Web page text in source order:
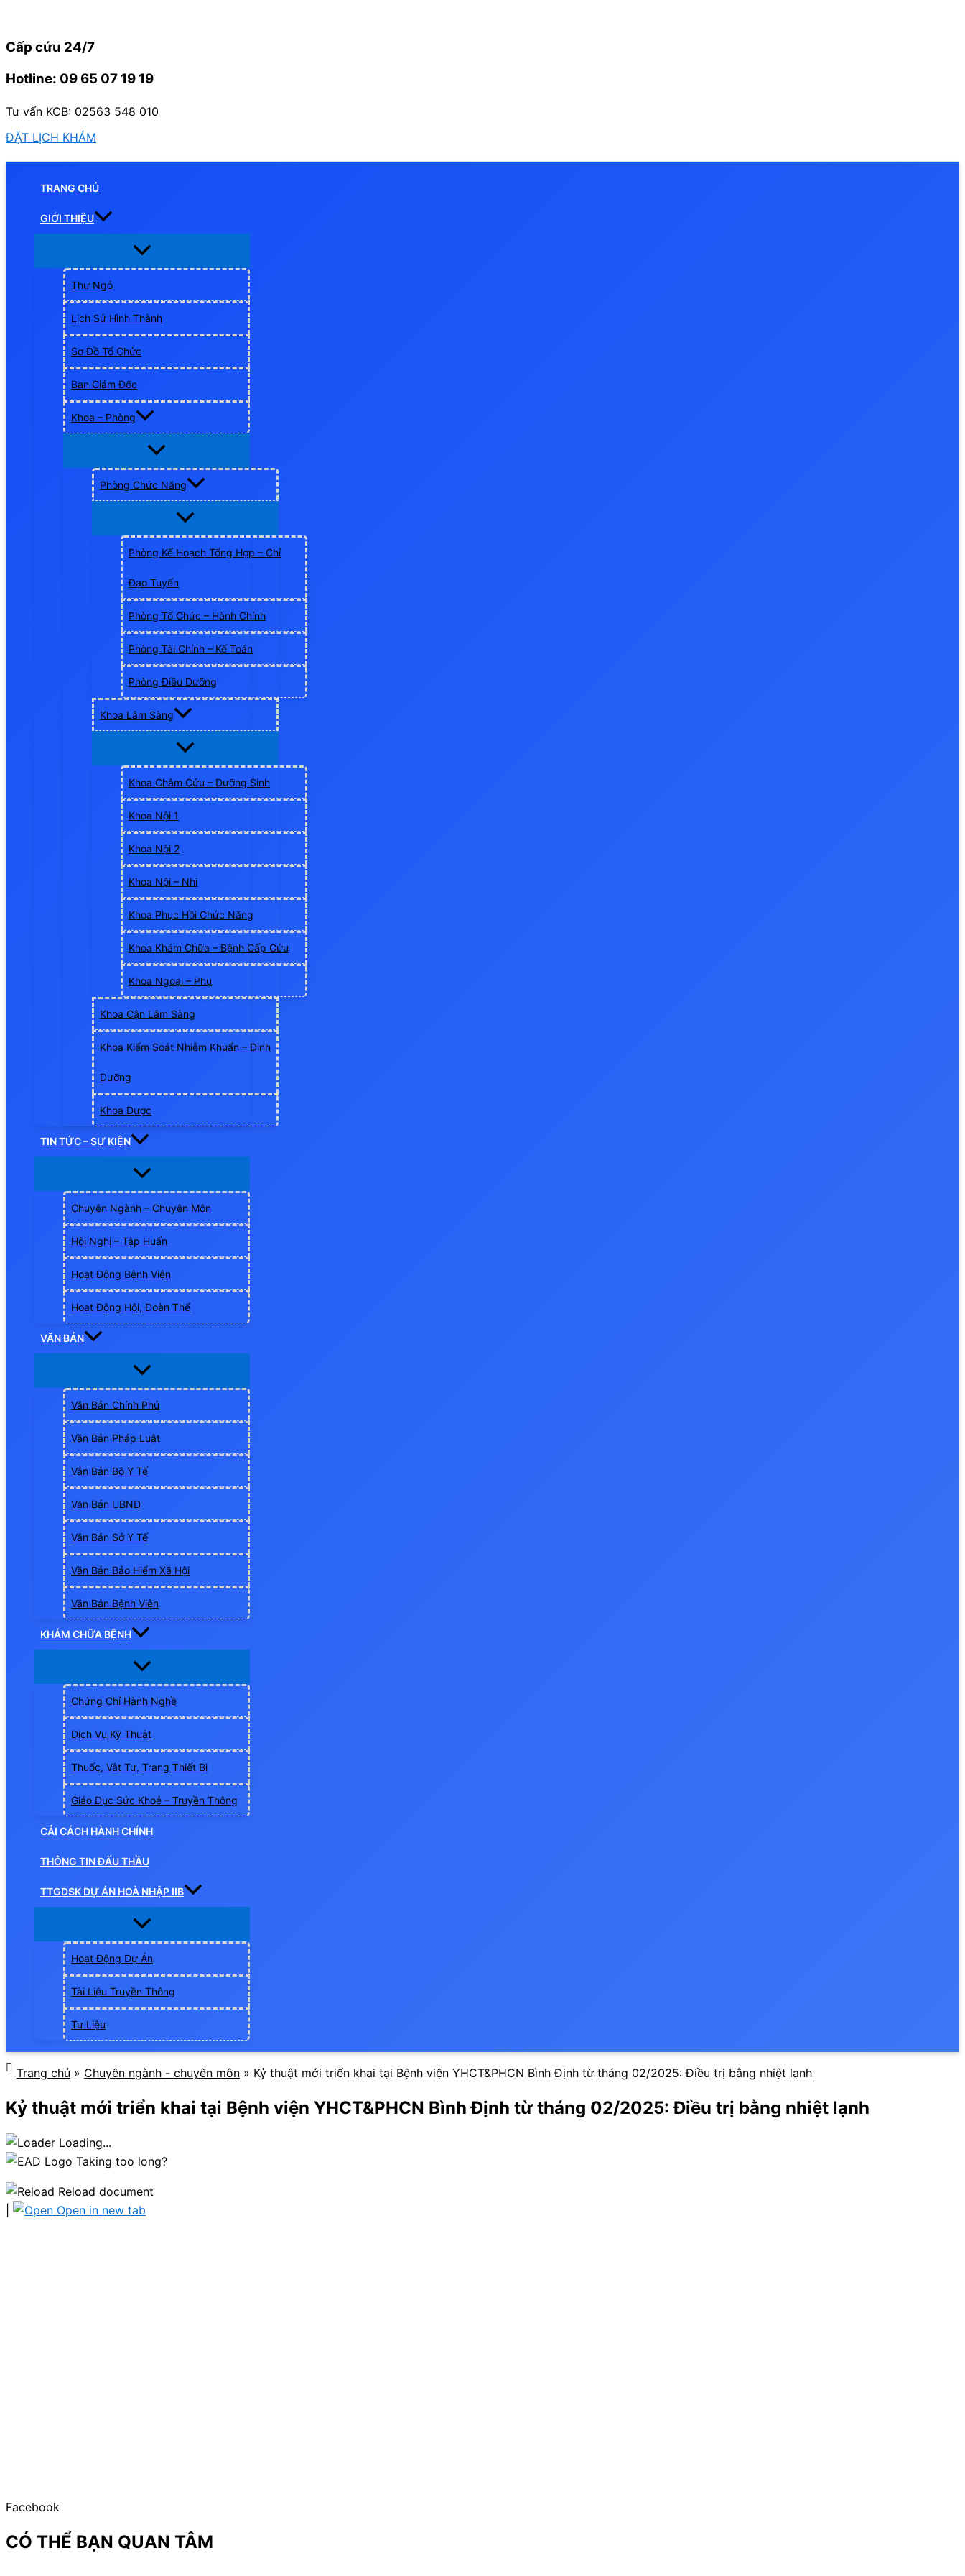
nội
Cấp cứu 24/7
Hotline: 09 65 07 19 19
Tư vấn KCB: 02563 548 010
ĐẶT LỊCH KHÁM
TRANG CHỦ
GIỚI THIỆU
Thư Ngỏ
Lịch Sử Hình Thành
Sơ Đồ Tổ Chức
Ban Giám Đốc
Khoa – Phòng
Phòng Chức Năng
Phòng Kế Hoạch Tổng Hợp – Chỉ
Đạo Tuyến
Phòng Tổ Chức – Hành Chính
Phòng Tài Chính – Kế Toán
Phòng Điều Dưỡng
Khoa Lâm Sàng
Khoa Châm Cứu – Dưỡng Sinh
Khoa Nội 1
Khoa Nội 2
Khoa Nội – Nhi
Khoa Phục Hồi Chức Năng
Khoa Khám Chữa – Bệnh Cấp Cứu
Khoa Ngoại – Phụ
Khoa Cận Lâm Sàng
Khoa Kiểm Soát Nhiễm Khuẩn – Dinh
Dưỡng
Khoa Dược
TIN TỨC – SỰ KIỆN
Chuyên Ngành – Chuyên Môn
Hội Nghị – Tập Huấn
Hoạt Động Bệnh Viện
Hoạt Động Hội, Đoàn Thể
VĂN BẢN
Văn Bản Chính Phủ
Văn Bản Pháp Luật
Văn Bản Bộ Y Tế
Văn Bản UBND
Văn Bản Sở Y Tế
Văn Bản Bảo Hiểm Xã Hội
Văn Bản Bệnh Viện
KHÁM CHỮA BỆNH
Chứng Chỉ Hành Nghề
Dịch Vụ Kỹ Thuật
Thuốc, Vật Tư, Trang Thiết Bị
Giáo Dục Sức Khoẻ – Truyền Thông
CẢI CÁCH HÀNH CHÍNH
THÔNG TIN ĐẤU THẦU
TTGDSK DỰ ÁN HOÀ NHẬP IIB
Hoạt Động Dự Án
Tài Liệu Truyền Thông
Tư Liệu
Trang chủ » Chuyên ngành - chuyên môn » Kỷ thuật mới triển khai tại Bệnh viện YHCT&PHCN Bình Định từ tháng 02/2025: Điều trị bằng nhiệt lạnh
Kỷ thuật mới triển khai tại Bệnh viện YHCT&PHCN Bình Định từ tháng 02/2025: Điều trị bằng nhiệt lạnh
Loading...
Taking too long?
Reload document
Open in new tab
Facebook
CÓ THỂ BẠN QUAN TÂM